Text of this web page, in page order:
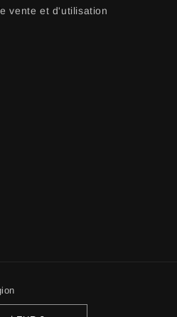
vente et d'utilisation